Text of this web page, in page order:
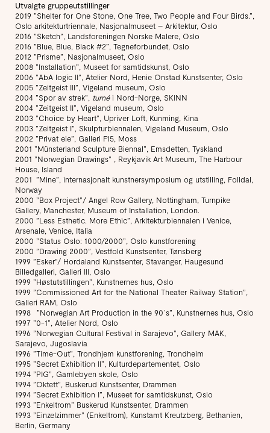
Utvalgte gruppeutstillinger
2019 ”Shelter for One Stone, One Tree, Two People and Four Birds.”,
Oslo arkitekturtriennale, Nasjonalmuseet – Arkitektur, Oslo
2016 ”Sketch”, Landsforeningen Norske Malere, Oslo
2016 ”Blue, Blue, Black #2”, Tegneforbundet, Oslo
2012 ”Prisme”, Nasjonalmuseet, Oslo
2008 ”Installation”, Museet for samtidskunst, Oslo
2006 ”AbA logic II”, Atelier Nord, Henie Onstad Kunstsenter, Oslo
2005 ”Zeitgeist III”, Vigeland museum, Oslo
2004 ”Spor av strek”, turnéi Nord-Norge, SKINN
2004 ”Zeitgeist II”, Vigeland museum, Oslo
2003 ”Choice by Heart”, Upriver Loft, Kunming, Kina
2003 ”Zeitgeist I”, Skulpturbiennalen, Vigeland Museum, Oslo
2002 ”Privat eie”, Galleri F15, Moss
2001 ”Münsterland Sculpture Biennal”, Emsdetten, Tyskland
2001 ”Norwegian Drawings” , Reykjavik Art Museum, The Harbour
House, Island
2001 ”Mine”, internasjonalt kunstnersymposium og utstilling, Folldal,
Norway
2000 ”Box Project”/ Angel Row Gallery, Nottingham, Turnpike
Gallery, Manchester, Museum of Installation, London.
2000 ”Less Esthetic. More Ethic”, Arkitekturbiennalen i Venice,
Arsenale, Venice, Italia
2000 ”Status Oslo: 1000/2000”, Oslo kunstforening
2000 ”Drawing 2000”, Vestfold Kunstsenter, Tønsberg
1999 ”Esker"/ Hordaland Kunstsenter, Stavanger, Haugesund
Billedgalleri, Galleri III, Oslo
1999 ”Høstutstillingen”, Kunstnernes hus, Oslo
1999 ”Commissioned Art for the National Theater Railway Station”,
Galleri RAM, Oslo
1998 ”Norwegian Art Production in the 90´s”, Kunstnernes hus, Oslo
1997 ”0-1”, Atelier Nord, Oslo
1996 ”Norwegian Cultural Festival in Sarajevo”, Gallery MAK,
Sarajevo, Jugoslavia
1996 ”Time-Out”, Trondhjem kunstforening, Trondheim
1995 ”Secret Exhibition II”, Kulturdepartementet, Oslo
1994 ”PIG”, Gamlebyen skole, Oslo
1994 ”Oktett”, Buskerud Kunstsenter, Drammen
1994 ”Secret Exhibition I”, Museet for samtidskunst, Oslo
1993 ”Enkeltrom” Buskerud Kunstsenter, Drammen
1993 ”Einzelzimmer” (Enkeltrom), Kunstamt Kreutzberg, Bethanien,
Berlin, Germany